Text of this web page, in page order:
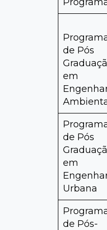
de Pós
em
de Pós
em
Urbana
de Pós-